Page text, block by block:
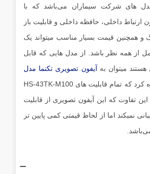
های شرکت سیماران می‌باشد که با
ارتباط داخلی، حافظه داخلی و قابلیت باز
و همچنین قیمت بسیار مناسب میتواند یک
از همه نظر باشد. از مدل هایی که قابل
میتوان به آیفون تصویری تکنما مدل
اشاره کرد که تمام قابلیت های HS-43TK-M100
این تفاوت که این آیفون تصویری از قابلیت
نمیکند اما از لحاظ قیمتی کمی پایین تر